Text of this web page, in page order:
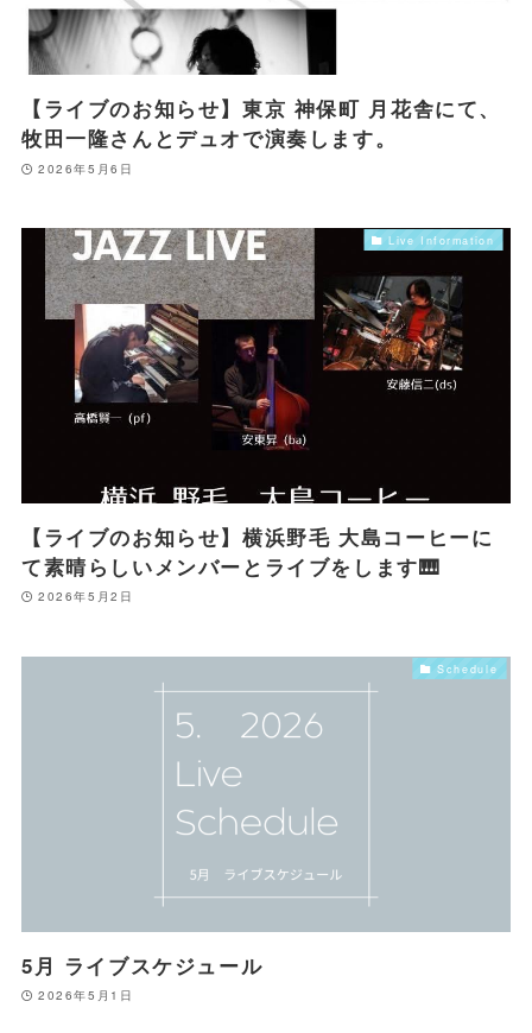
【ライブのお知らせ】東京 神保町 月花舎にて、
牧田一隆さんとデュオで演奏します。
2026年5月6日
Live Information
【ライブのお知らせ】横浜野毛 大島コーヒーに
て素晴らしいメンバーとライブをします🎹
2026年5月2日
Schedule
5月 ライブスケジュール
2026年5月1日